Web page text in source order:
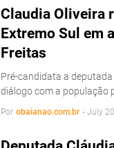
Claudia Oliveira
Extremo Sul em
Freitas
Pré-candidata a
diálogo com a população
Por obaianao.com.br - July